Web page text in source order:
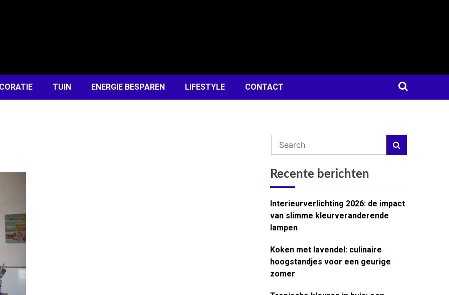
TUIN ENERGIE BESPAREN LIFESTYLE CONTACT
Recente berichten
Interieurverlichting 2026: de impact
van slimme kleurveranderende
lampen
Koken met lavendel: culinaire
hoogstandjes voor een geurige
zomer